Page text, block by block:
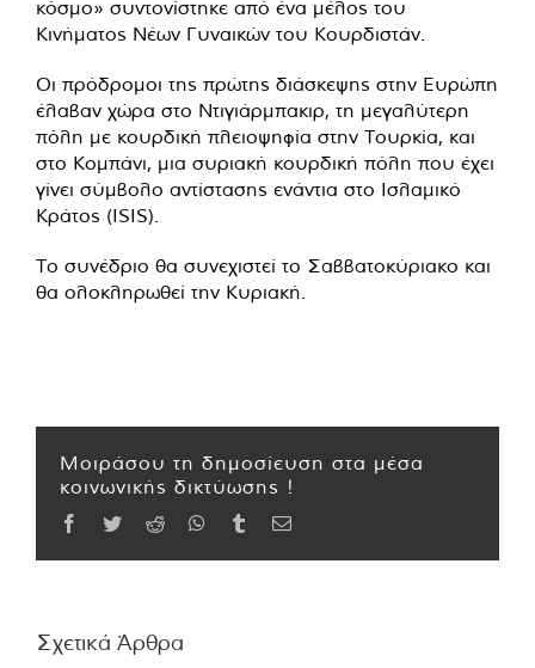
κόσμο» συντονίστηκε από ένα μέλος του
Κινήματος Νέων Γυναικών του Κουρδιστάν.
Οι πρόδρομοι της πρώτης διάσκεψης στην Ευρώπη
έλαβαν χώρα στο Ντιγιάρμπακιρ, τη μεγαλύτερη
πόλη με κουρδική πλειοψηφία στην Τουρκία, και
στο Κομπάνι, μια συριακή κουρδική πόλη που έχει
γίνει σύμβολο αντίστασης ενάντια στο Ισλαμικό
Κράτος (ISIS).
Το συνέδριο θα συνεχιστεί το Σαββατοκύριακο και
θα ολοκληρωθεί την Κυριακή.
Μοιράσου τη δημοσίευση στα μέσα
κοινωνικής δικτύωσης !
Facebook
TwitterReddit WhatsApp
TumblrEmail
Σχετικά Άρθρα